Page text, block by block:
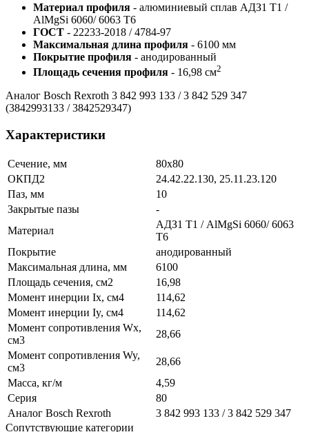
Материал профиля - алюминиевый сплав АДЗ1 Т1 /
AlMgSi 6060/ 6063 Т6
ГОСТ - 22233-2018 / 4784-97
Максимальная длина профиля - 6100 мм
Покрытие профиля - анодированный
Площадь сечения профиля - 16,98 см2
Аналог Bosch Rexroth 3 842 993 133 / 3 842 529 347
(3842993133 / 3842529347)
Характеристики
Сечение, мм
80х80
ОКПД2
24.42.22.130, 25.11.23.120
Паз, мм
10
Закрытые пазы
-
Материал
АДЗ1 Т1 / AlMgSi 6060/ 6063
Т6
Покрытие
анодированный
Максимальная длина, мм
6100
Площадь сечения, см2
16,98
Момент инерции Ix, см4
114,62
Момент инерции Iy, см4
114,62
Момент сопротивления Wx,
см3
28,66
Момент сопротивления Wy,
см3
28,66
Масса, кг/м
4,59
Серия
80
Аналог Bosch Rexroth
3 842 993 133 / 3 842 529 347
Сопутствующие категории